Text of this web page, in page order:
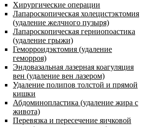
Хирургические операции
Лапароскопическая холецистэктомия
(удаление желчного пузыря)
Лапароскопическая герниопоастика
(удаление грыжи)
Геморроидэктомия (удаление
геморроя)
Эндовазальная лазерная коагуляция
вен (удаление вен лазером)
Удаление полипов толстой и прямой
кишки
Абдоминопластика (удаление жира с
живота)
Перевязка и пересечение яичковой